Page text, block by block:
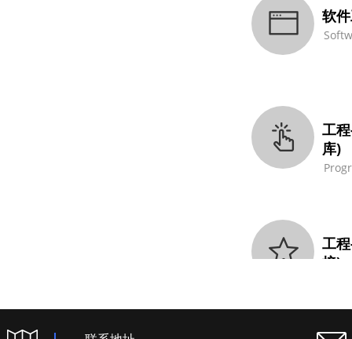
软
工
库)
工
接)